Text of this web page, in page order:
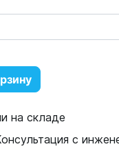
на складе
с